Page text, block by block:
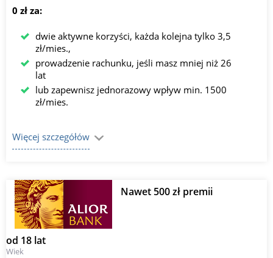
0 zł za:
dwie aktywne korzyści, każda kolejna tylko 3,5
zł/mies.,
prowadzenie rachunku, jeśli masz mniej niż 26
lat
lub zapewnisz jednorazowy wpływ min. 1500
zł/mies.
Więcej szczegółów
Nawet 500 zł premii
od 18 lat
Wiek